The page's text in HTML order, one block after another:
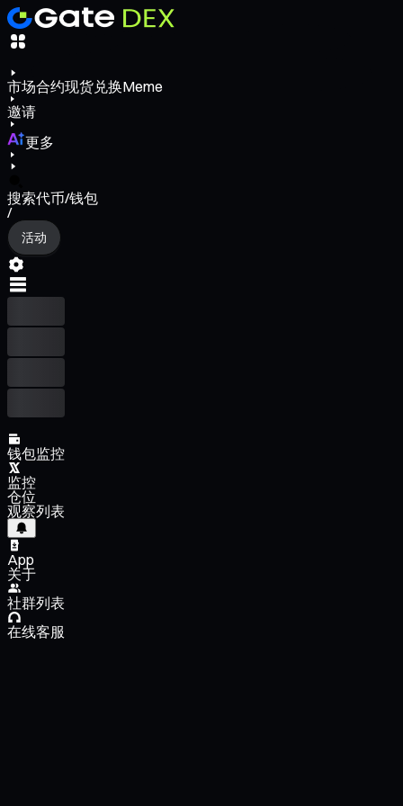
市场合约现货兑换Meme
邀请
更多
搜索代币/钱包
/
活动
钱包监控
监控
仓位
观察列表
App
关于
社群列表
在线客服